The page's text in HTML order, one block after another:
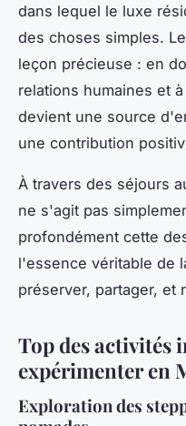
dans lequel le luxe
des choses simples.
leçon précieuse : en
relations humaines et
devient une source
une contribution
À travers des séjours
ne s'agit pas
profondément cette
l'essence véritable de
préserver, partager, et
Top des activités
expérimenter en
Exploration des